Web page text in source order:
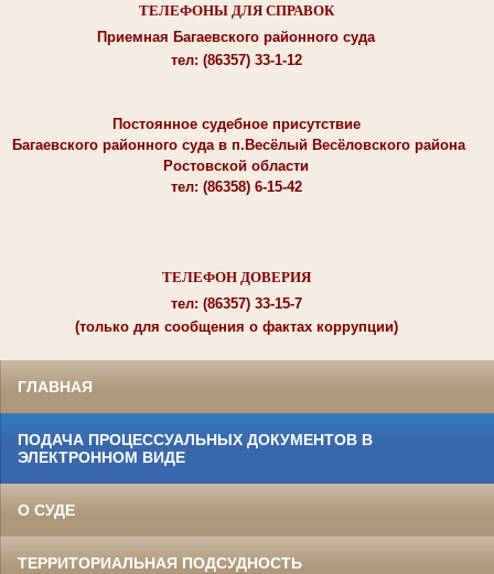
ТЕЛЕФОНЫ ДЛЯ СПРАВОК
Приемная Багаевского районного суда
тел: (86357) 33-1-12
Постоянное судебное присутствие
Багаевского районного суда в п.Весёлый Весёловского района
Ростовской области
тел: (86358) 6-15-42
ТЕЛЕФОН ДОВЕРИЯ
тел: (86357) 33-15-7
(только для сообщения о фактах коррупции)
ГЛАВНАЯ
ПОДАЧА ПРОЦЕССУАЛЬНЫХ ДОКУМЕНТОВ В
ЭЛЕКТРОННОМ ВИДЕ
О СУДЕ
ТЕРРИТОРИАЛЬНАЯ ПОДСУДНОСТЬ